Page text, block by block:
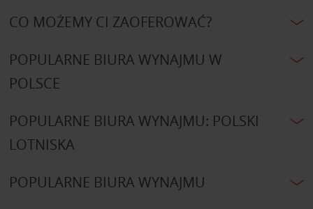
CO MOŻEMY CI ZAOFEROWAĆ?
POPULARNE BIURA WYNAJMU W
POLSCE
POPULARNE BIURA WYNAJMU: POLSKI
LOTNISKA
POPULARNE BIURA WYNAJMU